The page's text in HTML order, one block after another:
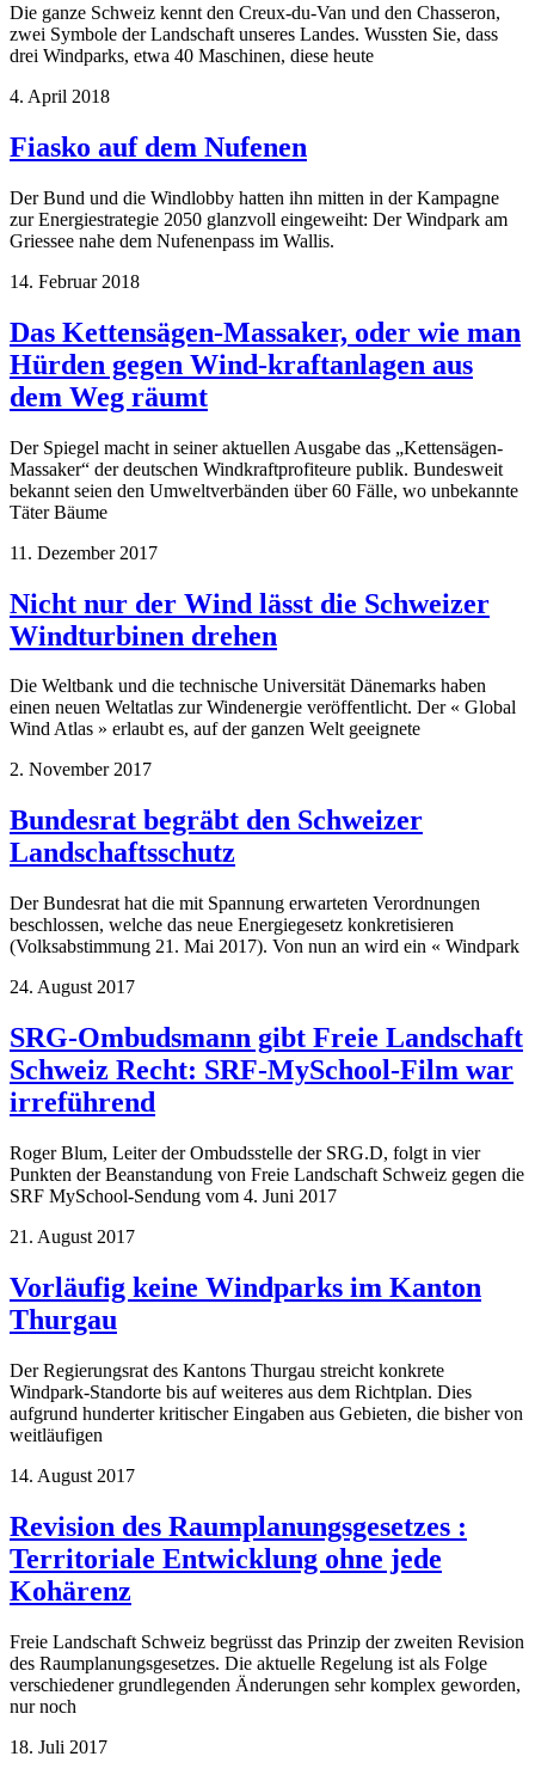
Die ganze Schweiz kennt den Creux-du-Van und den Chasseron,
zwei Symbole der Landschaft unseres Landes. Wussten Sie, dass
drei Windparks, etwa 40 Maschinen, diese heute
4. April 2018
Fiasko auf dem Nufenen
Der Bund und die Windlobby hatten ihn mitten in der Kampagne
zur Energiestrategie 2050 glanzvoll eingeweiht: Der Windpark am
Griessee nahe dem Nufenenpass im Wallis.
14. Februar 2018
Das Kettensägen-Massaker, oder wie man
Hürden gegen Wind-kraftanlagen aus
dem Weg räumt
Der Spiegel macht in seiner aktuellen Ausgabe das „Kettensägen-
Massaker“ der deutschen Windkraftprofiteure publik. Bundesweit
bekannt seien den Umweltverbänden über 60 Fälle, wo unbekannte
Täter Bäume
11. Dezember 2017
Nicht nur der Wind lässt die Schweizer
Windturbinen drehen
Die Weltbank und die technische Universität Dänemarks haben
einen neuen Weltatlas zur Windenergie veröffentlicht. Der « Global
Wind Atlas » erlaubt es, auf der ganzen Welt geeignete
2. November 2017
Bundesrat begräbt den Schweizer
Landschaftsschutz
Der Bundesrat hat die mit Spannung erwarteten Verordnungen
beschlossen, welche das neue Energiegesetz konkretisieren
(Volksabstimmung 21. Mai 2017). Von nun an wird ein « Windpark
24. August 2017
SRG-Ombudsmann gibt Freie Landschaft
Schweiz Recht: SRF-MySchool-Film war
irreführend
Roger Blum, Leiter der Ombudsstelle der SRG.D, folgt in vier
Punkten der Beanstandung von Freie Landschaft Schweiz gegen die
SRF MySchool-Sendung vom 4. Juni 2017
21. August 2017
Vorläufig keine Windparks im Kanton
Thurgau
Der Regierungsrat des Kantons Thurgau streicht konkrete
Windpark-Standorte bis auf weiteres aus dem Richtplan. Dies
aufgrund hunderter kritischer Eingaben aus Gebieten, die bisher von
weitläufigen
14. August 2017
Revision des Raumplanungsgesetzes :
Territoriale Entwicklung ohne jede
Kohärenz
Freie Landschaft Schweiz begrüsst das Prinzip der zweiten Revision
des Raumplanungsgesetzes. Die aktuelle Regelung ist als Folge
verschiedener grundlegenden Änderungen sehr komplex geworden,
nur noch
18. Juli 2017